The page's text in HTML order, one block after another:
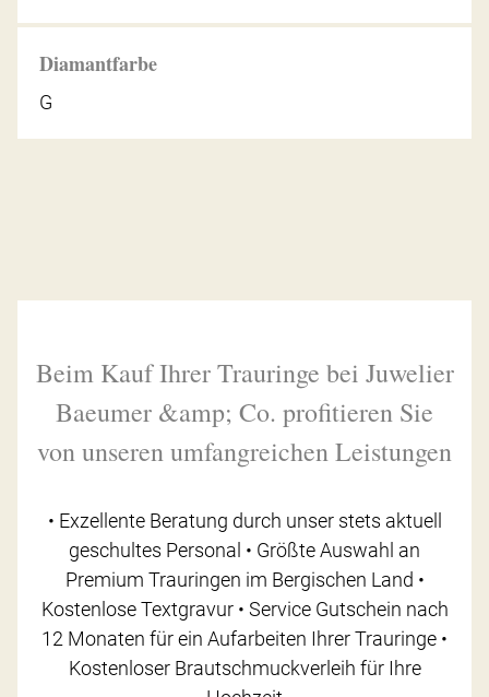
Diamantfarbe
G
Beim Kauf Ihrer Trauringe bei Juwelier
Baeumer &amp; Co. profitieren Sie
von unseren umfangreichen Leistungen
• Exzellente Beratung durch unser stets aktuell
geschultes Personal • Größte Auswahl an
Premium Trauringen im Bergischen Land •
Kostenlose Textgravur • Service Gutschein nach
12 Monaten für ein Aufarbeiten Ihrer Trauringe •
Kostenloser Brautschmuckverleih für Ihre